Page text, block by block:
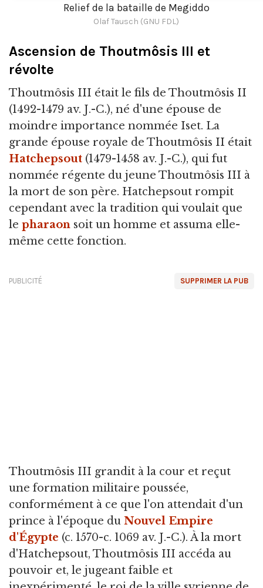
Relief de la bataille de Megiddo
Olaf Tausch (GNU FDL)
Ascension de Thoutmôsis III et
révolte
Thoutmôsis III était le fils de Thoutmôsis II
(1492-1479 av. J.-C.), né d'une épouse de
moindre importance nommée Iset. La
grande épouse royale de Thoutmôsis II était
Hatchepsout (1479-1458 av. J.-C.), qui fut
nommée régente du jeune Thoutmôsis III à
la mort de son père. Hatchepsout rompit
cependant avec la tradition qui voulait que
le pharaon soit un homme et assuma elle-
même cette fonction.
SUPPRIMER LA PUB
PUBLICITÉ
Thoutmôsis III grandit à la cour et reçut
une formation militaire poussée,
conformément à ce que l'on attendait d'un
prince à l'époque du Nouvel Empire
d'Égypte (c. 1570-c. 1069 av. J.-C.). À la mort
d'Hatchepsout, Thoutmôsis III accéda au
pouvoir et, le jugeant faible et